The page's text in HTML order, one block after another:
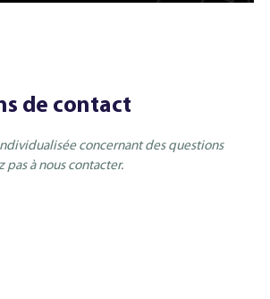
de contact
concernant des questions
pas à nous contacter.